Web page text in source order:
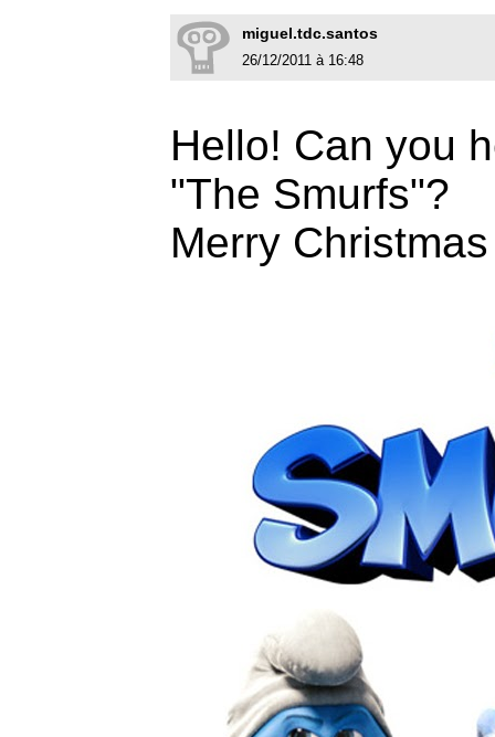
miguel.tdc.santos
26/12/2011 à 16:48
Hello! Can you
"The Smurfs"?
Merry